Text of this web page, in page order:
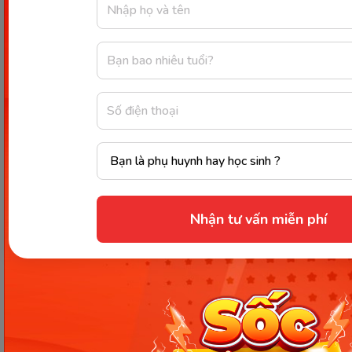
Nhận tư vấn miễn phí
Listen Me Baby
Jingles
Kids Music
Strings